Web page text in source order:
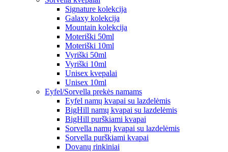
Signature kolekcija
Galaxy kolekcija
Mountain kolekcija
Moteriški 50ml
Moteriški 10ml
Vyriški 50ml
Vyriški 10ml
Unisex kvepalai
Unisex 10ml
Eyfel/Sorvella prekės namams
Eyfel namų kvapai su lazdelėmis
BigHill namų kvapai su lazdelėmis
BigHill purškiami kvapai
Sorvella namų kvapai su lazdelėmis
Sorvella purškiami kvapai
Dovanų rinkiniai